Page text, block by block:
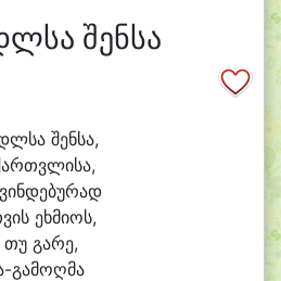
შენსა
სა შენსა,
ლისა,
ვინდებურად
ვის ეხმიოს,
თუ გარე,
გამოღმა